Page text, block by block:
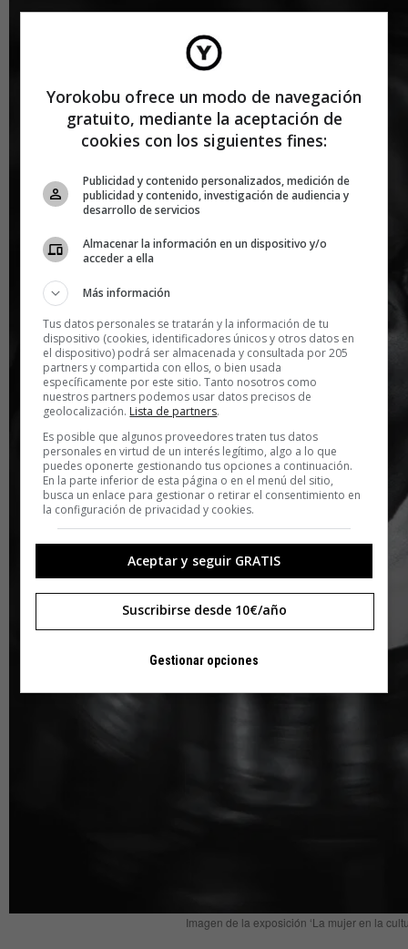
Imagen de la exposición ‘La mujer en la
Yorokobu ofrece un modo de navegación
gratuito, mediante la aceptación de
cookies con los siguientes fines:
Publicidad y contenido personalizados, medición de
publicidad y contenido, investigación de audiencia y
desarrollo de servicios
Almacenar la información en un dispositivo y/o
acceder a ella
Más información
Tus datos personales se tratarán y la información de tu
dispositivo (cookies, identificadores únicos y otros datos en
el dispositivo) podrá ser almacenada y consultada por 205
partners y compartida con ellos, o bien usada
específicamente por este sitio. Tanto nosotros como
nuestros partners podemos usar datos precisos de
geolocalización. Lista de partners.
Es posible que algunos proveedores traten tus datos
personales en virtud de un interés legítimo, algo a lo que
puedes oponerte gestionando tus opciones a continuación.
En la parte inferior de esta página o en el menú del sitio,
busca un enlace para gestionar o retirar el consentimiento en
la configuración de privacidad y cookies.
Aceptar y seguir GRATIS
Suscribirse desde 10€/año
Gestionar opciones